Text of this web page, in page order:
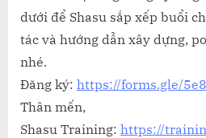
dưới để Shasu sắp xếp buổi
tác và hướng dẫn xây dựng,
nhé.
Đăng ký: https://forms.gle/
Thân mến,
Shasu Training: https://